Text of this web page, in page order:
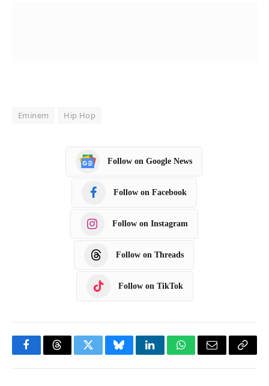
Eminem Hip Hop
Follow on Google News
Follow on Facebook
Follow on Instagram
Follow on Threads
Follow on TikTok
F
T
T
B
L
W
E
C